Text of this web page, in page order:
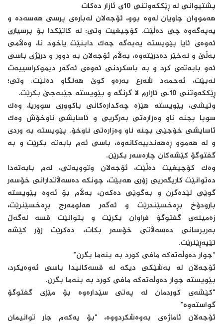
پشتیوانی لە ڕێککەوتنی 10ی ئازار دەکات
هەمووان چاویان لەوە بوو، ئۆجەلان لەبارەی پرسی هەسەدە و
یەپەگەوە چی دەڵێت. کۆچیغیت وتی: لە کاتێکدا بۆ پرسیاری
ئەوەی ئایا پێویستە یەپەگە چەک دابنێت یاخود نا، وەڵامی
بەڵێ و نەخێر دەدرێتەوە، بەڵام ئۆجەلان بە دوور و درێژی باسی
ئەو بابەتەی کرد و بە باسکردنی ئەوەی ئەگەر دیموکراسییەت
نەبێت، ئەحمەد شەرع بەرەو کوێ هەنگاو دەنێت. وتی؛
ڕێککەوتنی 10ـی ئازارم لا گرنگە و پێویستە جێبەجێ بکرێت.
وتیشی، پێویستە هێزە چەکدارەکانی باکووری سووریا، وەک
سوپا بچنە ناو وەزارەتی بەرگریی و ئاسایشی ناوخۆش وەک
ئاسایشی خۆجێی بچنە ناو وەزارەتی ناوخۆ. پێویستە بە وردی
و لە هەموو ڕەهەندییەکانەوە، باسی ئەم بابەتە بکرێت و بە
گفتوگۆ کێشەکان چارەسەر بکرێن.
وەک کۆچیغیت دەڵێت، ئۆجەلان وتوویەتی، لەم بابەتەدا
دەتوانێت کاریگەریی زۆری هەبێت، چونکە دەسەڵاتدارانی خۆسەر
گوێی لێدەگرن و بەگوێی دەکەن، بەڵام بۆ ئەوە پێویستە
بارودۆخ بڕەخسێندرێت و ئەگەر هەلومەرج بڕەخسێنرێت،
زەمینەی گفتوگۆ فراوان بکرێت و بتوانێت قسە لەگەڵ
بەرپرسانی دەسەڵاتی خۆسەر بکات، دەکرێت زۆر کێشە
تێپەڕێنرێت.
“چوار دەوڵەتەکە مافی کورد بە بنەما بگرن”
ئۆجەلان لە بەشێکی دیکە لە قسەکانیدا باسی ئەوەیکرد،
پێویستە چوار دەوڵەتەکە مافی کورد بە بنەما بگرن.
“کێشەی کوردمان لە پەتی سێدارەوە بۆ مێزی گفتوگۆ
گواستەوە”
ئۆجەلان ئاماژەی بەوەشکردووە، “بۆ یەکەم جار توانیمان